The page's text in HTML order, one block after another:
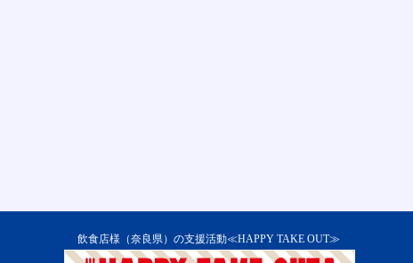
飲食店様（奈良県）の支援活動≪HAPPY TAKE OUT≫